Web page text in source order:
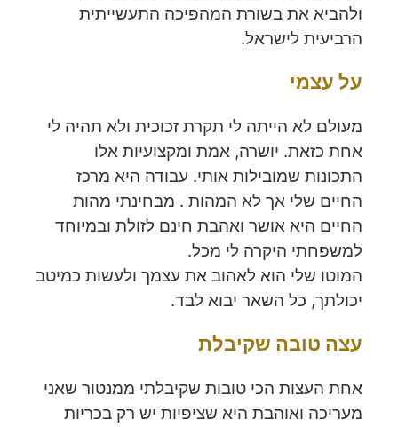
ולהביא את בשורת המהפיכה התעשייתית
הרביעית לישראל.
על עצמי
מעולם לא הייתה לי תקרת זכוכית ולא תהיה לי
אחת כזאת. יושרה, אמת ומקצועיות אלו
התכונות שמובילות אותי. עבודה היא מרכז
החיים שלי אך לא המהות . מבחינתי מהות
החיים היא אושר ואהבת חינם לזולת ובמיוחד
למשפחתי היקרה לי מכל.
המוטו שלי הוא לאהוב את עצמך ולעשות כמיטב
יכולתך, כל השאר יבוא לבד.
עצה טובה שקיבלת
אחת העצות הכי טובות שקיבלתי ממנטור שאני
מעריכה ואוהבת היא שציפיות יש רק בכריות